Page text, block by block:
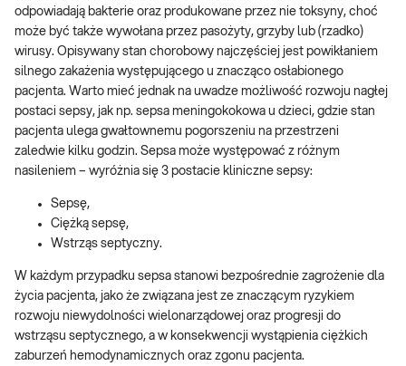
odpowiadają bakterie oraz produkowane przez nie toksyny, choć
może być także wywołana przez pasożyty, grzyby lub (rzadko)
wirusy. Opisywany stan chorobowy najczęściej jest powikłaniem
silnego zakażenia występującego u znacząco osłabionego
pacjenta. Warto mieć jednak na uwadze możliwość rozwoju nagłej
postaci sepsy, jak np. sepsa meningokokowa u dzieci, gdzie stan
pacjenta ulega gwałtownemu pogorszeniu na przestrzeni
zaledwie kilku godzin. Sepsa może występować z różnym
nasileniem – wyróżnia się 3 postacie kliniczne sepsy:
Sepsę,
Ciężką sepsę,
Wstrząs septyczny.
W każdym przypadku sepsa stanowi bezpośrednie zagrożenie dla
życia pacjenta, jako że związana jest ze znaczącym ryzykiem
rozwoju niewydolności wielonarządowej oraz progresji do
wstrząsu septycznego, a w konsekwencji wystąpienia ciężkich
zaburzeń hemodynamicznych oraz zgonu pacjenta.